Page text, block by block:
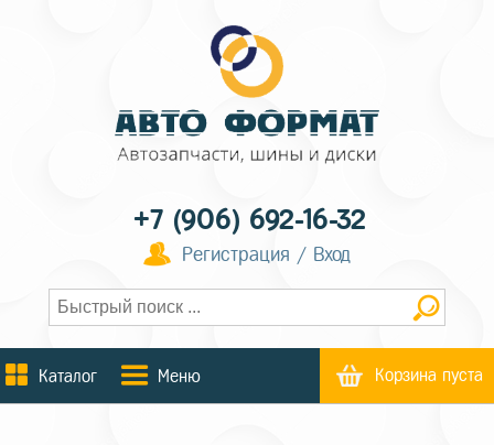
+7 (906) 692-16-32
Регистрация / Вход
Каталог Меню Корзина пуста